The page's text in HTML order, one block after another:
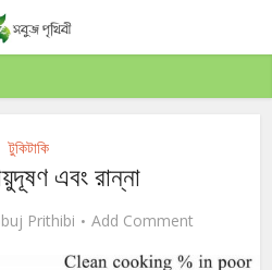
টুকিটাকি
এবং রান্না
Prithibi Add Comment